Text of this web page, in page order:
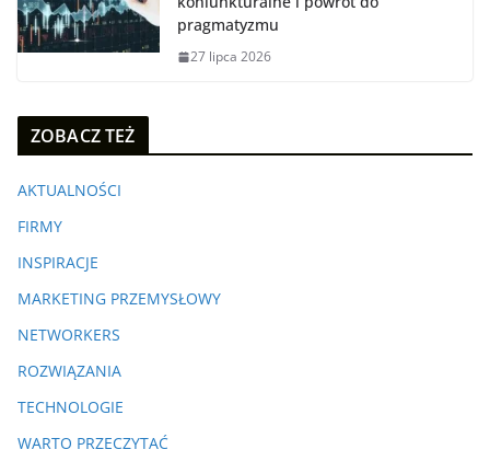
pragmatyzmu
27 lipca 2026
ZOBACZ TEŻ
AKTUALNOŚCI
FIRMY
INSPIRACJE
MARKETING PRZEMYSŁOWY
NETWORKERS
ROZWIĄZANIA
TECHNOLOGIE
WARTO PRZECZYTAĆ